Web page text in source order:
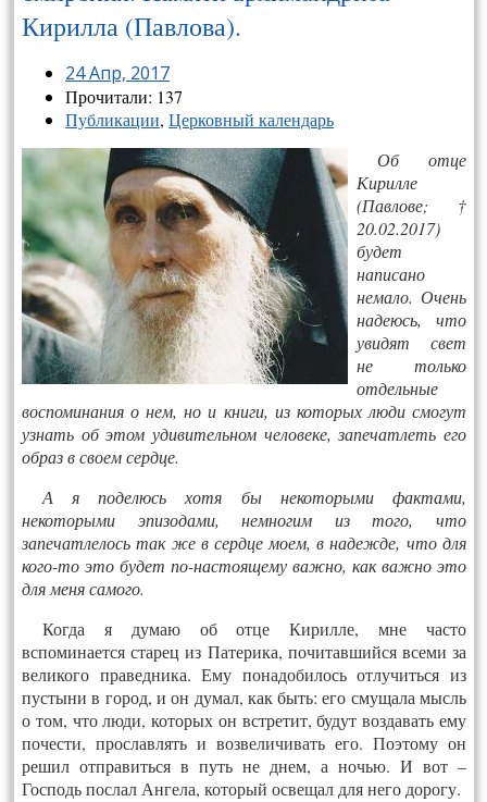
Кирилла (Павлова).
24 Апр, 2017
Прочитали: 137
Публикации,Церковный календарь
Об отце
Кирилле
(Павлове; †
20.02.2017)
будет
написано
немало. Очень
надеюсь, что
увидят свет
не только
отдельные
воспоминания о нем, но и книги, из которых люди смогут
узнать об этом удивительном человеке, запечатлеть его
образ в своем сердце.
А я поделюсь хотя бы некоторыми фактами,
некоторыми эпизодами, немногим из того, что
запечатлелось так же в сердце моем, в надежде, что для
кого-то это будет по-настоящему важно, как важно это
для меня самого.
Когда я думаю об отце Кирилле, мне часто
вспоминается старец из Патерика, почитавшийся всеми за
великого праведника. Ему понадобилось отлучиться из
пустыни в город, и он думал, как быть: его смущала мысль
о том, что люди, которых он встретит, будут воздавать ему
почести, прославлять и возвеличивать его. Поэтому он
решил отправиться в путь не днем, а ночью. И вот –
Господь послал Ангела, который освещал для него дорогу.